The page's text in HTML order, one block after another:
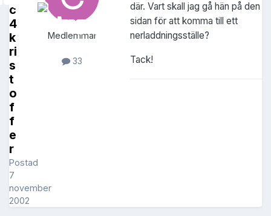
c
4
k
ri
s
t
o
f
f
e
r
Postad
7
november
2002
Medlemmar
33
där. Vart skall jag gå hän på den
sidan för att komma till ett
nerladdningsställe?
Tack!